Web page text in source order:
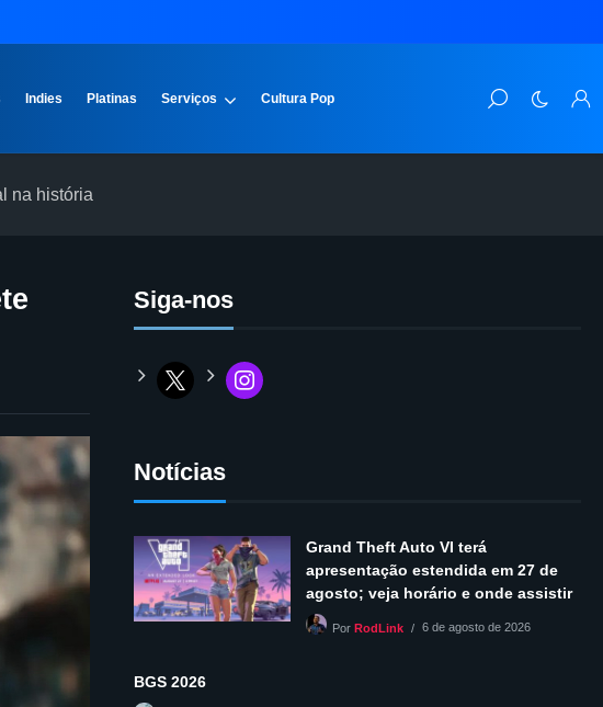
Indies Platinas Serviços Cultura Pop
na história
Siga-nos
Notícias
Grand Theft Auto VI terá
apresentação estendida em 27 de
agosto; veja horário e onde assistir
PorRodLink 6 de agosto de 2026
BGS 2026